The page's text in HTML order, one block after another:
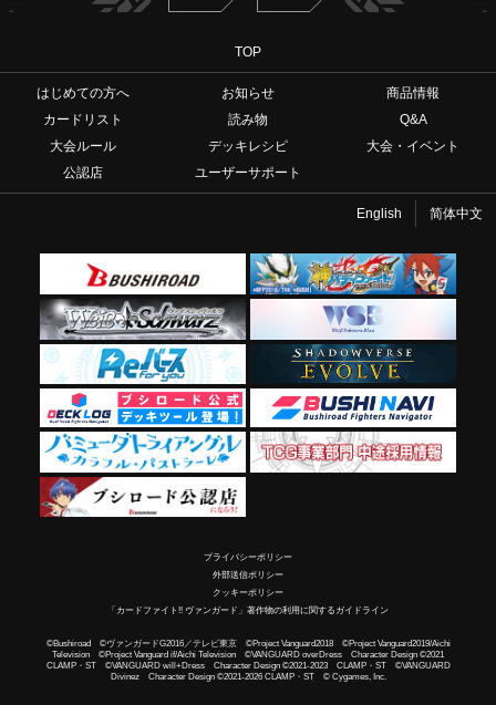
TOP
はじめての方へ お知らせ
商品情報
カードリスト
読み物
Q&A
大会ルール
デッキレシピ
大会・イベント
公認店
ユーザーサポート
English 简体中文
プライバシーポリシー
外部送信ポリシー
クッキーポリシー
「カードファイト!! ヴァンガード」著作物の利用に関するガイドライン
©Bushiroad ©ヴァンガードG2016／テレビ東京 ©Project Vanguard2018 ©Project Vanguard2019/Aichi
Television ©Project Vanguard if/Aichi Television ©VANGUARD overDress Character Design ©2021
CLAMP・ST ©VANGUARD will+Dress Character Design ©2021-2023 CLAMP・ST ©VANGUARD
Divinez Character Design ©2021-2026 CLAMP・ST © Cygames, Inc.